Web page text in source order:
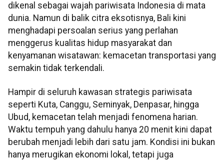
dikenal sebagai wajah pariwisata Indonesia di mata
dunia. Namun di balik citra eksotisnya, Bali kini
menghadapi persoalan serius yang perlahan
menggerus kualitas hidup masyarakat dan
kenyamanan wisatawan: kemacetan transportasi yang
semakin tidak terkendali.
Hampir di seluruh kawasan strategis pariwisata
seperti Kuta, Canggu, Seminyak, Denpasar, hingga
Ubud, kemacetan telah menjadi fenomena harian.
Waktu tempuh yang dahulu hanya 20 menit kini dapat
berubah menjadi lebih dari satu jam. Kondisi ini bukan
hanya merugikan ekonomi lokal, tetapi juga